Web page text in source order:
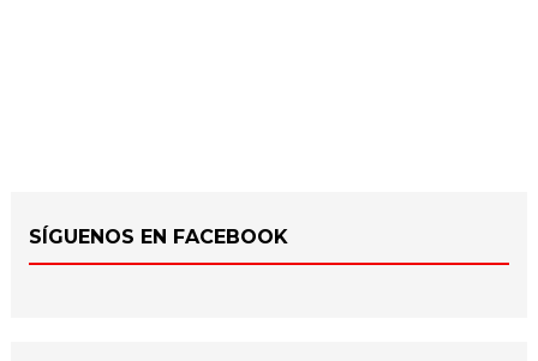
SÍGUENOS EN FACEBOOK